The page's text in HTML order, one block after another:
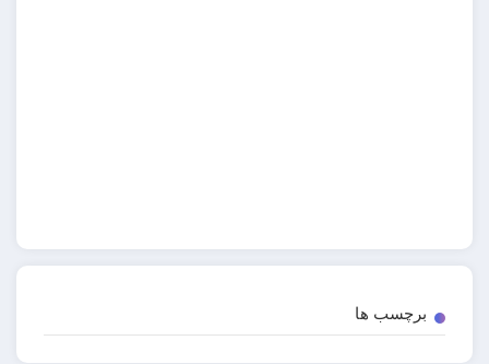
برچسب ها